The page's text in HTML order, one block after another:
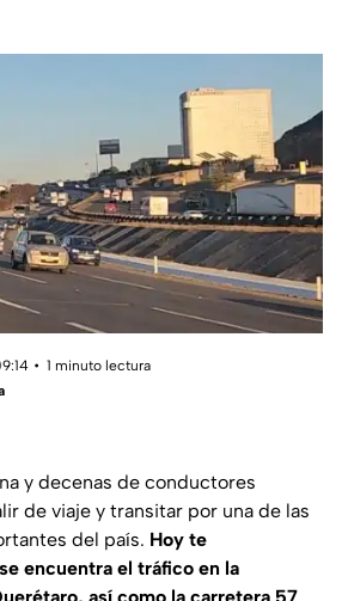
1 minuto lectura
y decenas de conductores
de viaje y transitar por una de las
del país. Hoy te
encuentra el tráfico en la